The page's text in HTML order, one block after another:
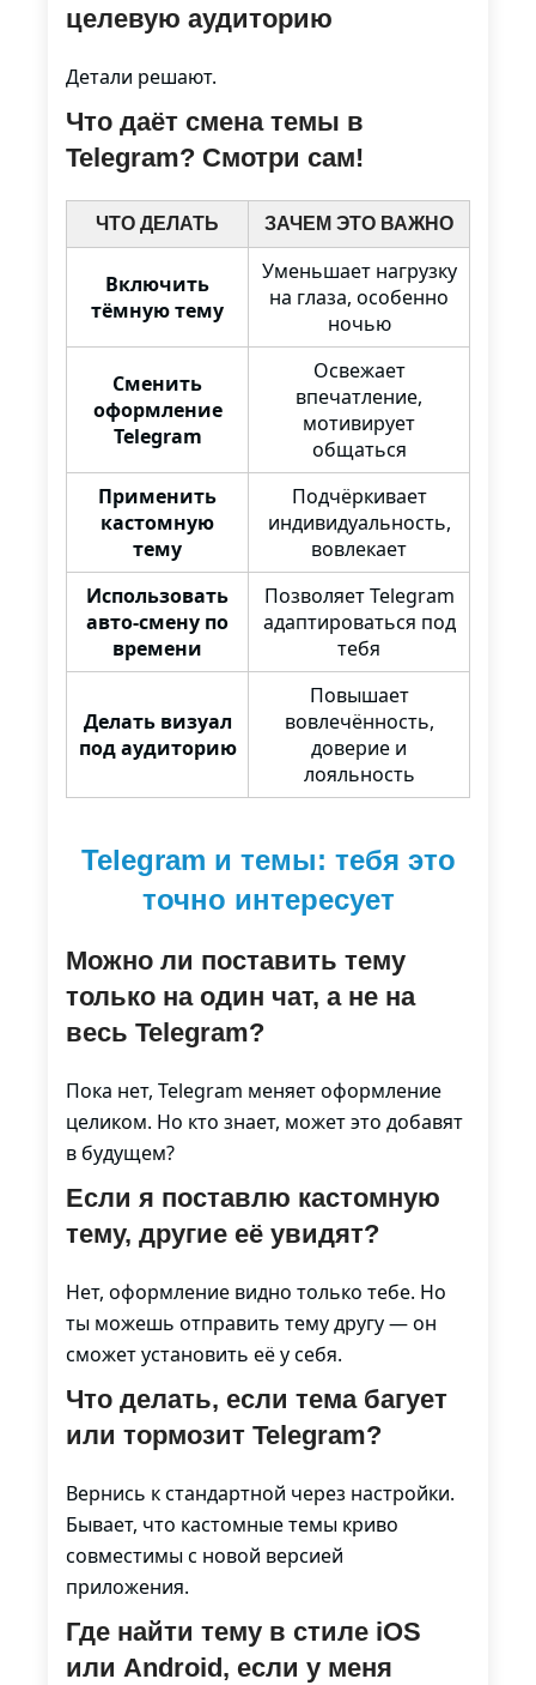
целевую аудиторию
Детали решают.
Что даёт смена темы в
Telegram? Смотри сам!
ЧТО ДЕЛАТЬ ЗАЧЕМ ЭТО ВАЖНО
Включить
тёмную тему
Уменьшает нагрузку
на глаза, особенно
ночью
Сменить
оформление
Telegram
Освежает
впечатление,
мотивирует
общаться
Применить
кастомную
тему
Подчёркивает
индивидуальность,
вовлекает
Использовать
авто-смену по
времени
Позволяет Telegram
адаптироваться под
тебя
Делать визуал
под аудиторию
Повышает
вовлечённость,
доверие и
лояльность
Telegram и темы: тебя это
точно интересует
Можно ли поставить тему
только на один чат, а не на
весь Telegram?
Пока нет, Telegram меняет оформление
целиком. Но кто знает, может это добавят
в будущем?
Если я поставлю кастомную
тему, другие её увидят?
Нет, оформление видно только тебе. Но
ты можешь отправить тему другу — он
сможет установить её у себя.
Что делать, если тема багует
или тормозит Telegram?
Вернись к стандартной через настройки.
Бывает, что кастомные темы криво
совместимы с новой версией
приложения.
Где найти тему в стиле iOS
или Android, если у меня